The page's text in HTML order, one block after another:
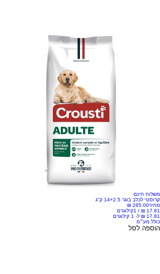
משלוח חינם
קרוסטי לכלב בוגר 14+2.5 ק"ג
מחיר
/ 1קילוגרם
כולל מע״מ
הוספה לסל